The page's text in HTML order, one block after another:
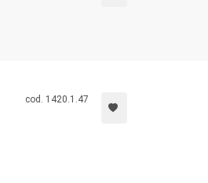
cod. 1420.1.47